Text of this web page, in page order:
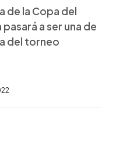
de la Copa del
a ser una de
del torneo